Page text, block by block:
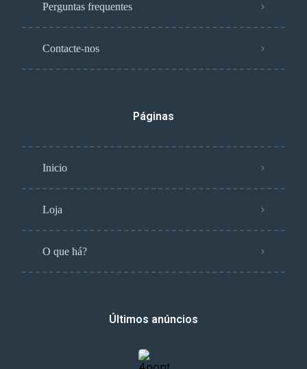
Perguntas frequentes
Contacte-nos
Páginas
Inicio
Loja
O que há?
Últimos anúncios